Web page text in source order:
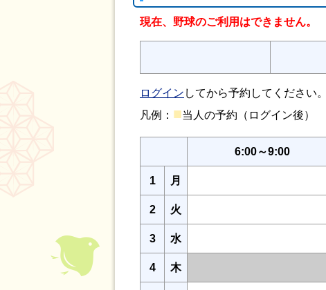
現在、野球のご利用はできません。
ログイン してから予約してください。
凡例： ■当人の予約（ログイン後）
6:00～9:00
1 月
2 火
3 水
4 木